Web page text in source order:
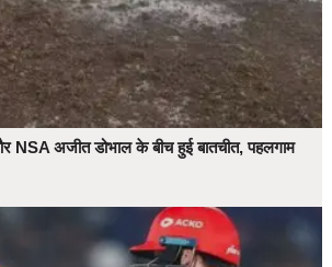
NSA अजीत डोभाल के बीच हुई बातचीत, पहलगाम